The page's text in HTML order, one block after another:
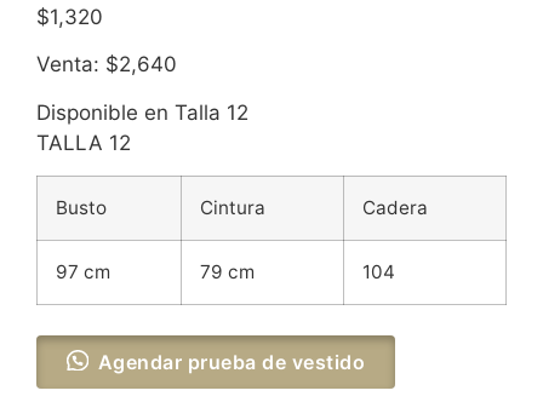
$1,320
Venta: $2,640
Disponible en Talla 12
TALLA 12
Busto Cintura Cadera
97 cm 79 cm 104
Agendar prueba de vestido